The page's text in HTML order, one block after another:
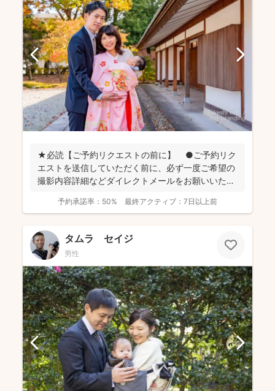
★必読【ご予約リクエストの前に】 ●ご予約リク
エストを送信していただく前に、必ず一度ご希望の
撮影内容詳細などダイレクトメールをお願いいたし
予約承諾率： 50% 最終アクティブ： 7日以上前
タムラ セイジ
男性